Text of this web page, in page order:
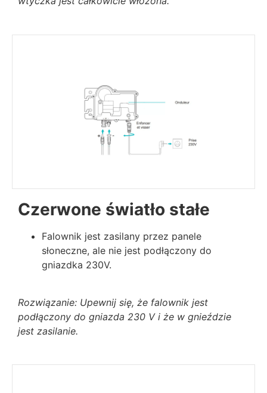
Czerwone światło stałe
Falownik jest zasilany przez panele
słoneczne, ale nie jest podłączony do
gniazdka 230V.
Rozwiązanie: Upewnij się, że falownik jest
podłączony do gniazda 230 V i że w gnieździe
jest zasilanie.